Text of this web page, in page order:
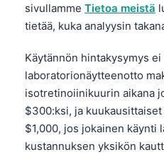
sivullamme Tietoa meistä
tietää, kuka analyysin
Käytännön hintakysymys
laboratorionäytteenotto
isotretinoiinikuurin aikana
$300:ksi, ja
$1,000, jos jokainen käynti
kustannuksen yksikön